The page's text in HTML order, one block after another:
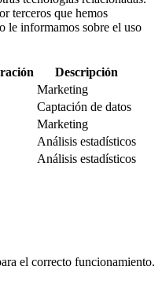
terceros que hemos
le informamos sobre el uso
Descripción
Marketing
Captación de datos
Marketing
Análisis estadísticos
Análisis estadísticos
el correcto funcionamiento.